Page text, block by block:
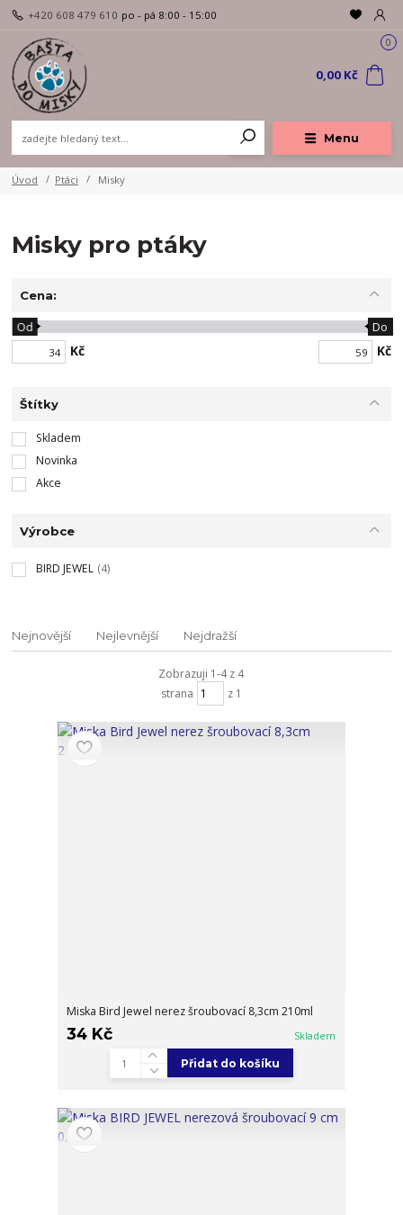
Menu
+420 608 479 610 po - pá 8:00 - 15:00
0
0,00 Kč
Úvod Ptáci Misky
Misky pro ptáky
Cena:
Kč
Od Do
Kč
Štítky
Skladem
Novinka
Akce
Výrobce
BIRD JEWEL (4)
Nejnovější Nejlevnější Nejdražší
Zobrazuji 1-4 z 4
strana
z 1
Miska Bird Jewel nerez šroubovací 8,3cm 210ml
34 Kč Skladem
Přidat do košíku